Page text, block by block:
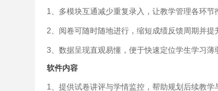
1、多模块互通减少重复录入，让教学管理各环节
2、阅卷可随时随地进行，缩短成绩反馈周期并提
3、数据呈现直观易懂，便于快速定位学生学习薄
软件内容
1、提供试卷讲评与学情监控，帮助规划后续教学